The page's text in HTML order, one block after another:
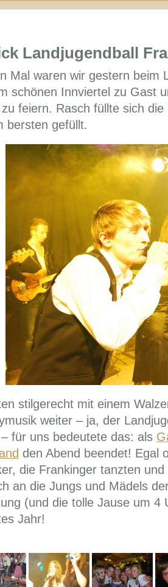
Landjugendball
Mal waren wir gestern beim
schönen Innviertel zu Gast
feiern. Rasch füllte sich
bersten gefüllt.
stilgerecht mit einem
weiter – ja, der
für uns bedeutete das: als
den Abend beendet! Egal
die Frankinger tanzten
an die Jungs und Mädels
(und die tolle Jause um
Jahr!